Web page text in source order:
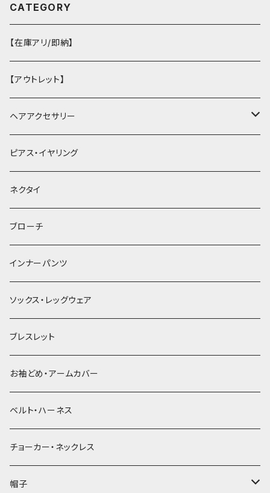
CATEGORY
【在庫アリ/即納】
【アウトレット】
ヘアアクセサリー
ヘアクリップ
ヘッドドレス・カチューシャ
ヘアゴム
簪
ピアス・イヤリング
ネクタイ
ブローチ
インナーパンツ
ソックス・レッグウェア
ブレスレット
お袖どめ・アームカバー
ベルト・ハーネス
チョーカー・ネックレス
帽子